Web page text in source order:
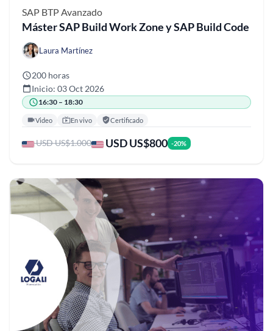
SAP BTP Avanzado
Máster SAP Build Work Zone y SAP Build Code
Laura Martínez
200 horas
Inicio: 03 Oct 2026
16:30 – 18:30
Video En vivo Certificado
USD US$1.000 USD US$800 -20%